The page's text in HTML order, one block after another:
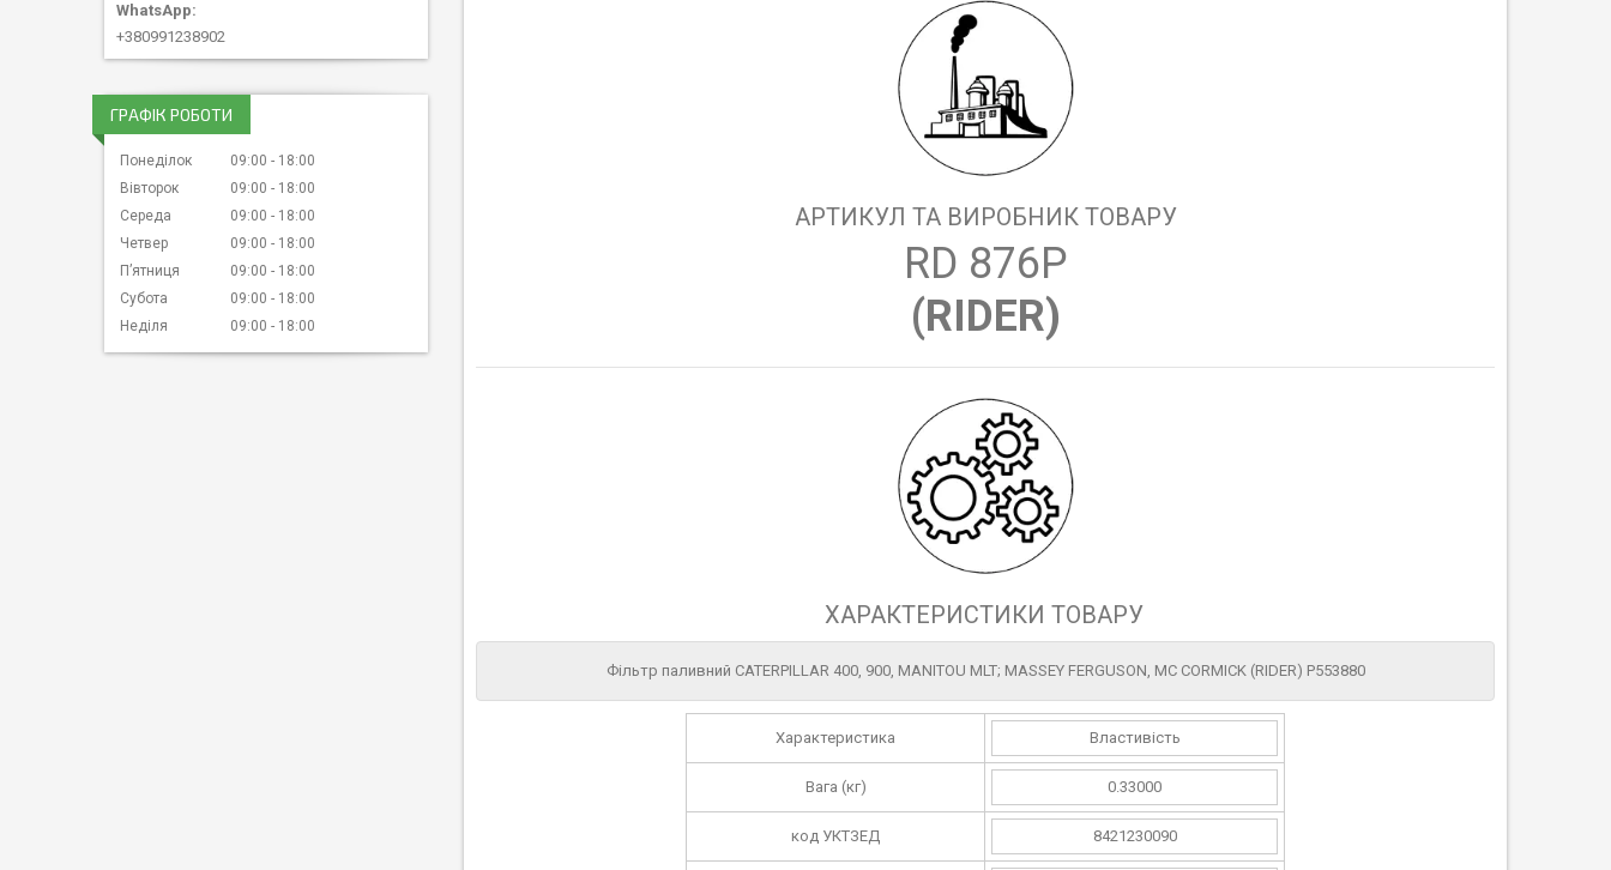
АРТИКУЛ ТА ВИРОБНИК ТОВАРУ
RD 876P
(RIDER)
ХАРАКТЕРИСТИКИ ТОВАРУ
Фільтр паливний CATERPILLAR 400, 900, MANITOU MLT; MASSEY FERGUSON, MC CORMICK (RIDER) P553880
Характеристика Властивість
Вага (кг) 0.33000
код УКТЗЕД 8421230090
+380991238902
ГРАФІК РОБОТИ
Понеділок 09:00
18:00
Вівторок
09:00
18:00
Середа
09:00
18:00
Четвер
09:00
18:00
Пʼятниця
09:00
18:00
Субота
09:00
18:00
Неділя
09:00 18:00